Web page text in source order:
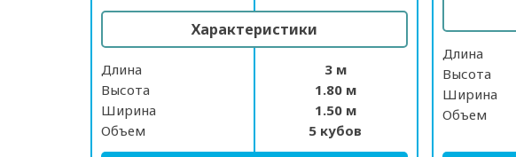
Характеристики
Длина
3 м
Высота
1.80 м
Ширина
1.50 м
Объем
5 кубов
Длина
Высота
Ширина
Объем